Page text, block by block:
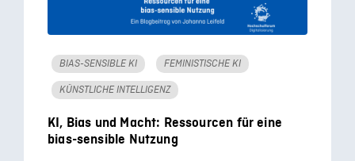
BIAS-SENSIBLE KI FEMINISTISCHE KI
KÜNSTLICHE INTELLIGENZ
KI, Bias und Macht: Ressourcen für eine
bias-sensible Nutzung